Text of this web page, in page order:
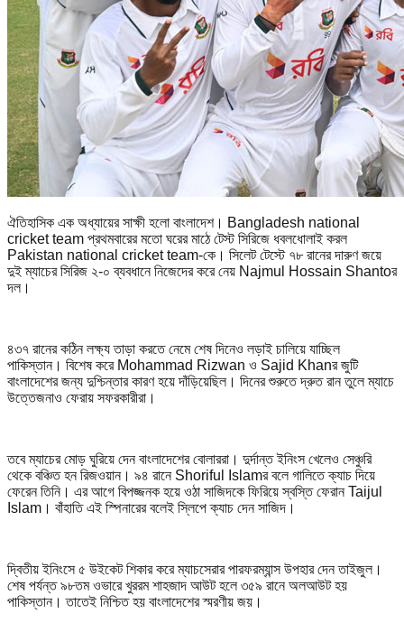
ঐতিহাসিক এক অধ্যায়ের সাক্ষী হলো বাংলাদেশ। Bangladesh national
cricket team প্রথমবারের মতো ঘরের মাঠে টেস্ট সিরিজে ধবলধোলাই করল
Pakistan national cricket team-কে। সিলেট টেস্টে ৭৮ রানের দারুণ জয়ে
দুই ম্যাচের সিরিজ ২-০ ব্যবধানে নিজেদের করে নেয় Najmul Hossain Shantoর
দল।
৪৩৭ রানের কঠিন লক্ষ্য তাড়া করতে নেমে শেষ দিনেও লড়াই চালিয়ে যাচ্ছিল
পাকিস্তান। বিশেষ করে Mohammad Rizwan ও Sajid Khanর জুটি
বাংলাদেশের জন্য দুশ্চিন্তার কারণ হয়ে দাঁড়িয়েছিল। দিনের শুরুতে দ্রুত রান তুলে ম্যাচে
উত্তেজনাও ফেরায় সফরকারীরা।
তবে ম্যাচের মোড় ঘুরিয়ে দেন বাংলাদেশের বোলাররা। দুর্দান্ত ইনিংস খেলেও সেঞ্চুরি
থেকে বঞ্চিত হন রিজওয়ান। ৯৪ রানে Shoriful Islamর বলে গালিতে ক্যাচ দিয়ে
ফেরেন তিনি। এর আগে বিপজ্জনক হয়ে ওঠা সাজিদকে ফিরিয়ে স্বস্তি ফেরান Taijul
Islam। বাঁহাতি এই স্পিনারের বলেই স্লিপে ক্যাচ দেন সাজিদ।
দ্বিতীয় ইনিংসে ৫ উইকেট শিকার করে ম্যাচসেরার পারফরম্যান্স উপহার দেন তাইজুল।
শেষ পর্যন্ত ৯৮তম ওভারে খুররম শাহজাদ আউট হলে ৩৫৯ রানে অলআউট হয়
পাকিস্তান। তাতেই নিশ্চিত হয় বাংলাদেশের স্মরণীয় জয়।